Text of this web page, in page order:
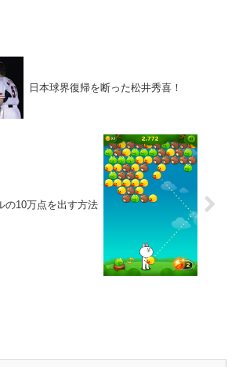
日本球界復帰を断った松井秀喜！
の10万点を出す方法